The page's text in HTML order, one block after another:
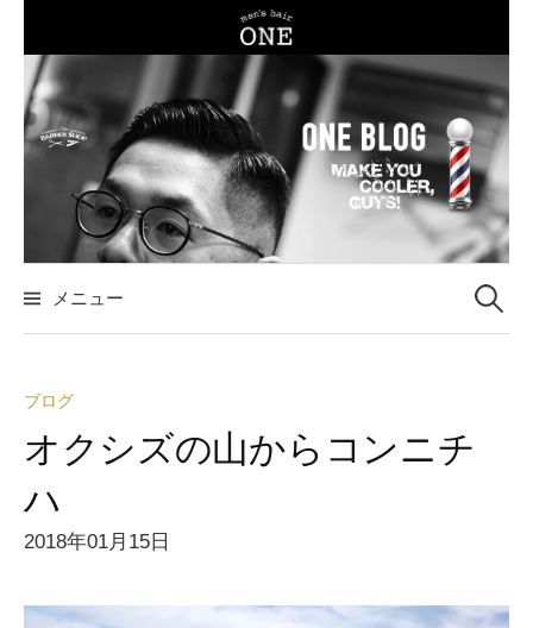
テ
ン
ツ
プ
メニュー 検
ブログ
オクシズの山からコンニチ
ハ
2018年01月15日